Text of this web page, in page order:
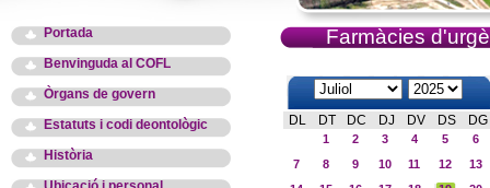
Portada
Benvinguda al COFL
Òrgans de govern
Estatuts i codi deontològic
Història
Farmàcies
DL DT DC DJ DV DS DG
1 2 3 4 5
6
7
8 9 10 11 12
13